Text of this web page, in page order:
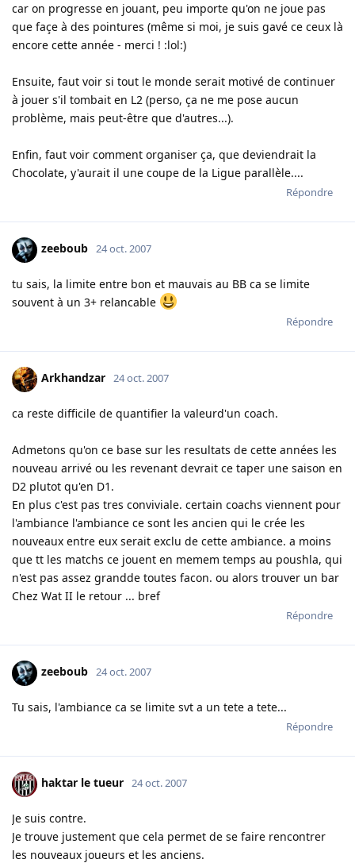
car on progresse en jouant, peu importe qu'on ne joue pas
que façe à des pointures (même si moi, je suis gavé ce ceux là
encore cette année - merci ! :lol:)
Ensuite, faut voir si tout le monde serait motivé de continuer
à jouer s'il tombait en L2 (perso, ça ne me pose aucun
problème, mais peut-être que d'autres...).
Enfin, faut voir comment organiser ça, que deviendrait la
Chocolate, y'aurait il une coupe de la Ligue parallèle....
Répondre
zeeboub 24 oct. 2007
tu sais, la limite entre bon et mauvais au BB ca se limite
souvent à un 3+ relancable
Répondre
Arkhandzar 24 oct. 2007
ca reste difficile de quantifier la valeurd'un coach.
Admetons qu'on ce base sur les resultats de cette années les
nouveau arrivé ou les revenant devrait ce taper une saison en
D2 plutot qu'en D1.
En plus c'est pas tres conviviale. certain coachs viennent pour
l'ambiance l'ambiance ce sont les ancien qui le crée les
nouveaux entre eux serait exclu de cette ambiance. a moins
que tt les matchs ce jouent en memem temps au poushla, qui
n'est pas assez grandde toutes facon. ou alors trouver un bar
Chez Wat II le retour ... bref
Répondre
zeeboub 24 oct. 2007
Tu sais, l'ambiance ca se limite svt a un tete a tete...
Répondre
haktar le tueur 24 oct. 2007
Je suis contre.
Je trouve justement que cela permet de se faire rencontrer
les nouveaux joueurs et les anciens.